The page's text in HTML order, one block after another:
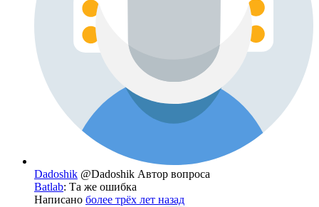
Dadoshik @Dadoshik Автор вопроса
Batlab: Та же ошибка
Написано более трёх лет назад